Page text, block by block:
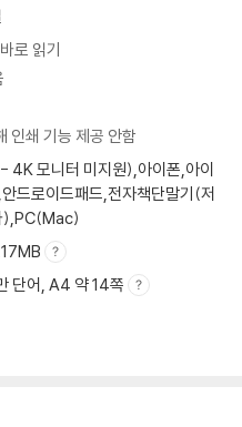
로 읽기
인쇄 기능 제공 안함
4K 모니터 미지원),아이폰,아이
드로이드패드,전자책단말기(저
),PC(Mac)
단어, A4 약 14쪽